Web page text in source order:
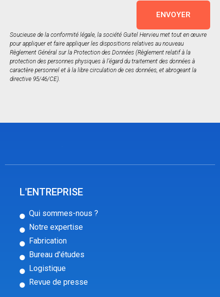
ENVOYER
Soucieuse de la conformité légale, la société Guitel Hervieu met tout en œuvre
pour appliquer et faire appliquer les dispositions relatives au nouveau
Règlement Général sur la Protection des Données (Règlement relatif à la
protection des personnes physiques à l’égard du traitement des données à
caractère personnel et à la libre circulation de ces données, et abrogeant la
directive 95/46/CE).
L'ENTREPRISE
Qui sommes-nous ?
Notre expertise
Fabrication
Bureau d'études
Logistique
Revue de presse